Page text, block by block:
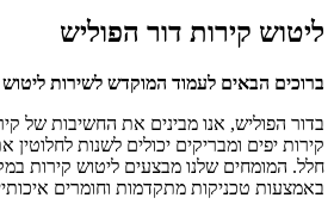
ליטוש קירות דור הפוליש
ברוכים הבאים לעמוד המוקדש לשירות
בדור הפוליש, אנו מבינים את החשיבות של
קירות יפים ומבריקים יכולים לשנות
חלל. המומחים שלנו מבצעים ליטוש קירות
באמצעות טכניקות מתקדמות וחומרים